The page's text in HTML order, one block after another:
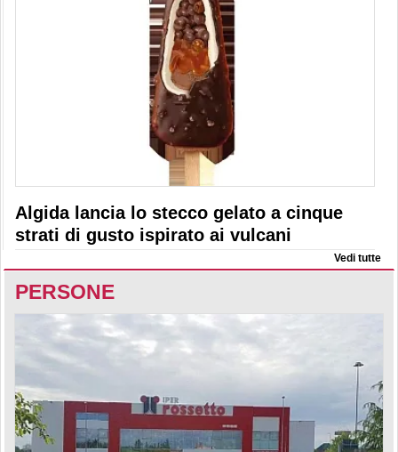
Algida lancia lo stecco gelato a cinque
strati di gusto ispirato ai vulcani
Vedi tutte
PERSONE